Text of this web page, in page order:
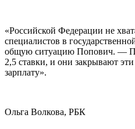
«Российской Федерации не
специалистов в
общую ситуацию Попович. —
2,5 ставки, и они закрывают
зарплату».
Ольга Волкова, РБК